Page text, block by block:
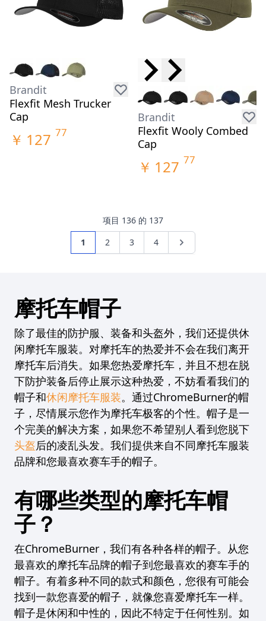
Brandit
Flexfit Mesh Trucker
Cap
￥ 127 77
Brandit
Flexfit Wooly Combed
Cap
￥ 127 77
项目 136 的 137
页面
您当前正在阅读页
1 页面
2 页面
3 页面
4 页面
摩托车帽子
除了最佳的防护服、装备和头盔外，我们还提供休
闲摩托车服装。对摩托车的热爱并不会在我们离开
摩托车后消失。如果您热爱摩托车，并且不想在脱
下防护装备后停止展示这种热爱，不妨看看我们的
帽子和休闲摩托车服装。通过ChromeBurner的帽
子，尽情展示您作为摩托车极客的个性。帽子是一
个完美的解决方案，如果您不希望别人看到您脱下
头盔后的凌乱头发。我们提供来自不同摩托车服装
品牌和您最喜欢赛车手的帽子。
有哪些类型的摩托车帽
子？
在ChromeBurner，我们有各种各样的帽子。从您
最喜欢的摩托车品牌的帽子到您最喜欢的赛车手的
帽子。有着多种不同的款式和颜色，您很有可能会
找到一款您喜爱的帽子，就像您喜爱摩托车一样。
帽子是休闲和中性的，因此不特定于任何性别。如